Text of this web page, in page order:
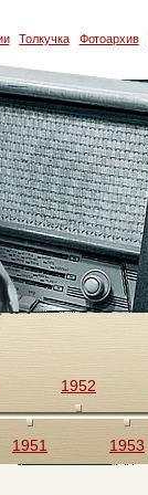
Толкучка Фотоархив
1951
1952
1953